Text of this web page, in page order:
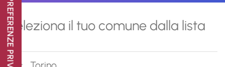
Seleziona il tuo comune dalla lista